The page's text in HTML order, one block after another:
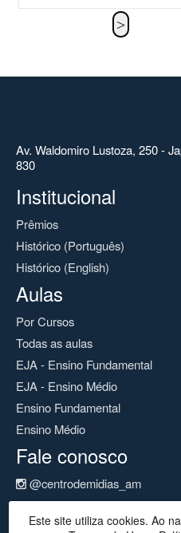
Av. Waldomiro Lustoza, 250 -
830
Institucional
Prêmios
Histórico (Português)
Histórico (English)
Aulas
Por Cursos
Todas as aulas
EJA - Ensino Fundamental
EJA - Ensino Médio
Ensino Fundamental
Ensino Médio
Fale conosco
@centrodemidias_am
@centrodemidias
cemeam@seduc.net
Este site utiliza cookies. Ao